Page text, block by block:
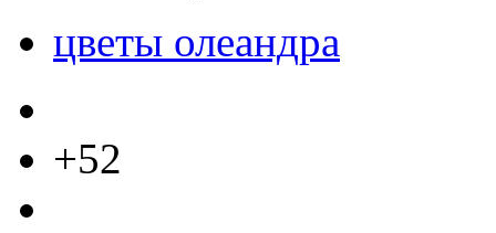
цветы олеандра
+52